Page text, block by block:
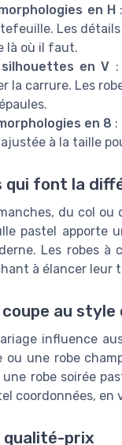
en H:
Les
là où il faut.
en V
la carrure. Les
en 8 :
à la taille
qui font la
du col ou
pastel apporte
Les robes
à élancer leur
au style
influence
ou une robe
robe soirée
coordonnées, en
qualité-prix